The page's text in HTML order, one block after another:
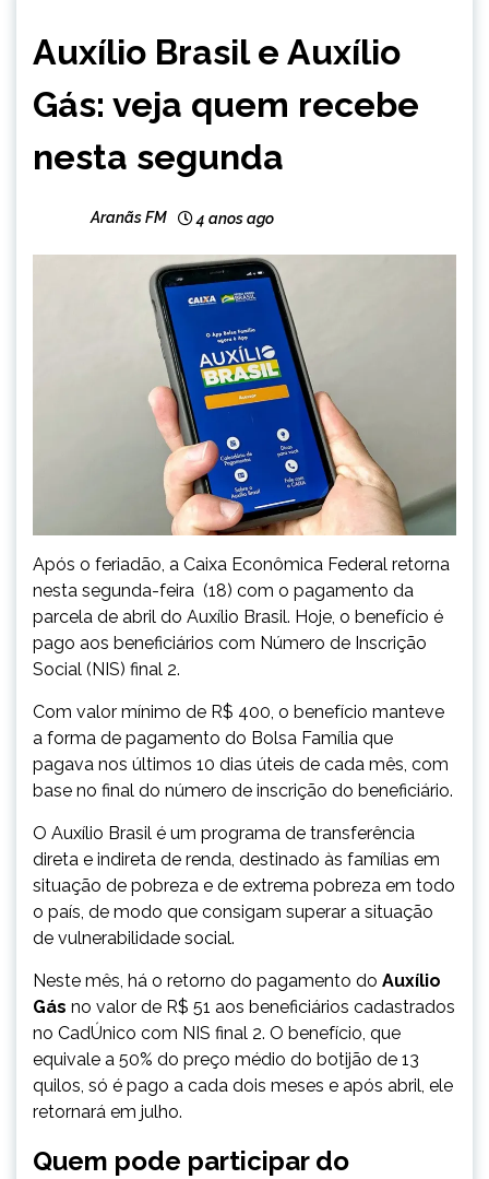
NOTÍCIAS
Auxílio Brasil e Auxílio
Gás: veja quem recebe
nesta segunda
Aranãs FM 4 anos ago
Após o feriadão, a Caixa Econômica Federal retorna
nesta segunda-feira (18) com o pagamento da
parcela de abril do Auxílio Brasil. Hoje, o benefício é
pago aos beneficiários com Número de Inscrição
Social (NIS) final 2.
Com valor mínimo de R$ 400, o benefício manteve
a forma de pagamento do Bolsa Família que
pagava nos últimos 10 dias úteis de cada mês, com
base no final do número de inscrição do beneficiário.
O Auxílio Brasil ​é um programa de transferência
direta e indireta de renda, destinado às famílias em
situação de pobreza e de extrema pobreza em todo
o país, de modo que consigam superar a situação
de vulnerabilidade social.
Neste mês, há o retorno do pagamento do Auxílio
Gás no valor de R$ 51 aos beneficiários cadastrados
no CadÚnico com NIS final 2. O benefício, que
equivale a 50% do preço médio do botijão de 13
quilos, só é pago a cada dois meses e após abril, ele
retornará em julho.
Quem pode participar do